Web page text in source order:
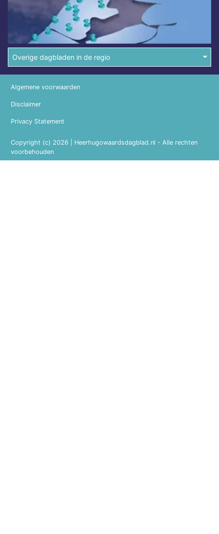
Overige dagbladen in de regio
Copyright (c) 2026 | Heerhugowaardsdagblad.nl - Alle rechten
voorbehouden
Algemene voorwaarden
Disclaimer
Privacy Statement